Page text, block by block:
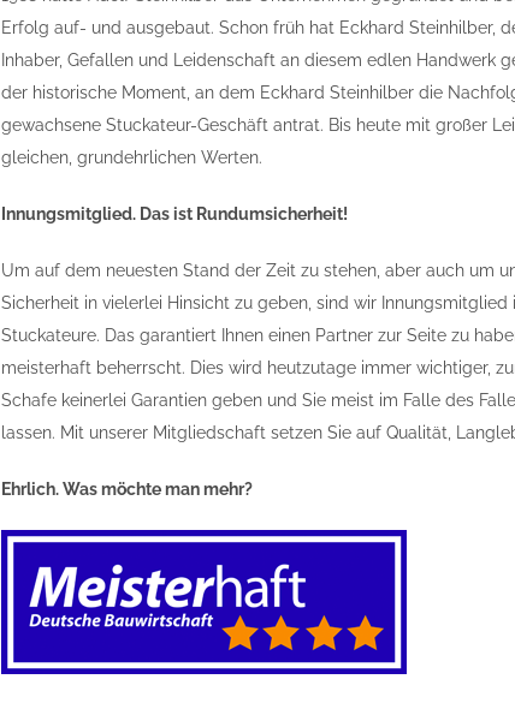
Erfolg auf- und ausgebaut. Schon früh hat Eckhard Steinhilber,
Inhaber, Gefallen und Leidenschaft an diesem edlen Handwerk
der historische Moment, an dem Eckhard Steinhilber die
gewachsene Stuckateur-Geschäft antrat. Bis heute mit großer
gleichen, grundehrlichen Werten.
Innungsmitglied. Das ist Rundumsicherheit!
Um auf dem neuesten Stand der Zeit zu stehen, aber auch um
Sicherheit in vielerlei Hinsicht zu geben, sind wir Innungsmitglied
Stuckateure. Das garantiert Ihnen einen Partner zur Seite zu
meisterhaft beherrscht. Dies wird heutzutage immer wichtiger,
Schafe keinerlei Garantien geben und Sie meist im Falle des
lassen. Mit unserer Mitgliedschaft setzen Sie auf Qualität,
Ehrlich. Was möchte man mehr?